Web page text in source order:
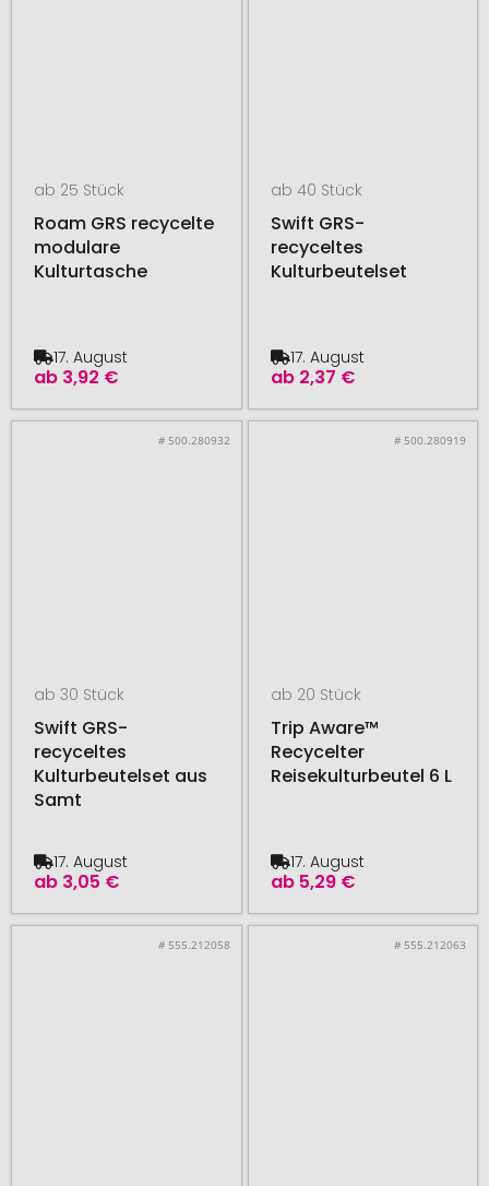
ab 25 Stück
Roam GRS recycelte
modulare
Kulturtasche
ab 3,92 €
17. August
ab 40 Stück
Swift GRS-
recyceltes
Kulturbeutelset
ab 2,37 €
17. August
# 500.280932
ab 30 Stück
Swift GRS-
recyceltes
Kulturbeutelset aus
Samt
ab 3,05 €
17. August
# 500.280919
ab 20 Stück
Trip Aware™
Recycelter
Reisekulturbeutel 6 L
ab 5,29 €
17. August
# 555.212058 # 555.212063